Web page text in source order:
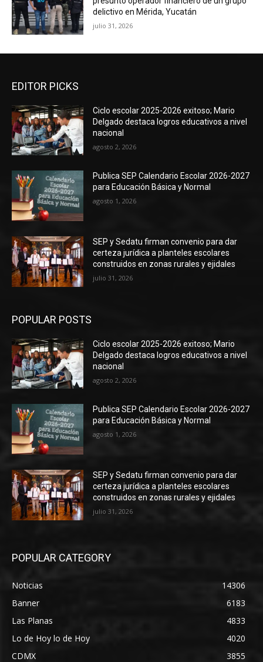
delictivo en Mérida, Yucatán
julio 31, 2026
EDITOR PICKS
Ciclo escolar 2025-2026 exitoso; Mario
Delgado destaca logros educativos a nivel
nacional
agosto 2, 2026
Publica SEP Calendario Escolar 2026-2027
para Educación Básica y Normal
agosto 1, 2026
SEP y Sedatu firman convenio para dar
certeza jurídica a planteles escolares
construidos en zonas rurales y ejidales
julio 31, 2026
POPULAR POSTS
Ciclo escolar 2025-2026 exitoso; Mario
Delgado destaca logros educativos a nivel
nacional
agosto 2, 2026
Publica SEP Calendario Escolar 2026-2027
para Educación Básica y Normal
agosto 1, 2026
SEP y Sedatu firman convenio para dar
certeza jurídica a planteles escolares
construidos en zonas rurales y ejidales
julio 31, 2026
POPULAR CATEGORY
Noticias
14306
Banner
6183
Las Planas
4833
Lo de Hoy lo de Hoy
4020
CDMX
3855